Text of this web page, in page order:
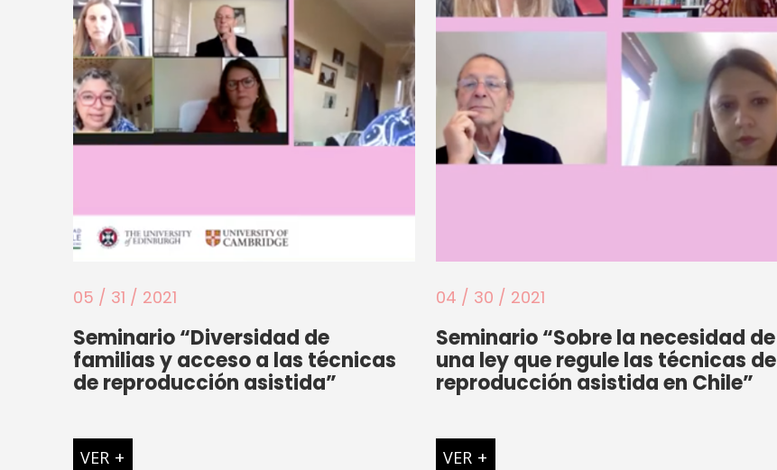
05 / 31 / 2021
Seminario “Diversidad de
familias y acceso a las técnicas
de reproducción asistida”
VER +
04 / 30 / 2021
Seminario “Sobre la necesidad de
una ley que regule las técnicas de
reproducción asistida en Chile”
VER +